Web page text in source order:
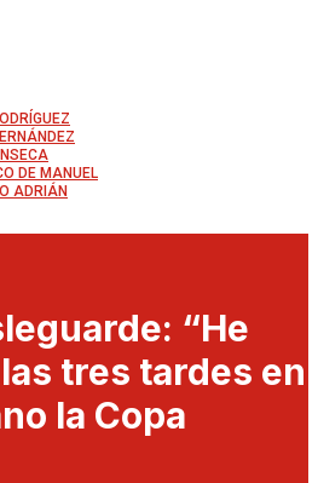
DE MANUEL
ADRIÁN
“He
tres tardes en
la Copa